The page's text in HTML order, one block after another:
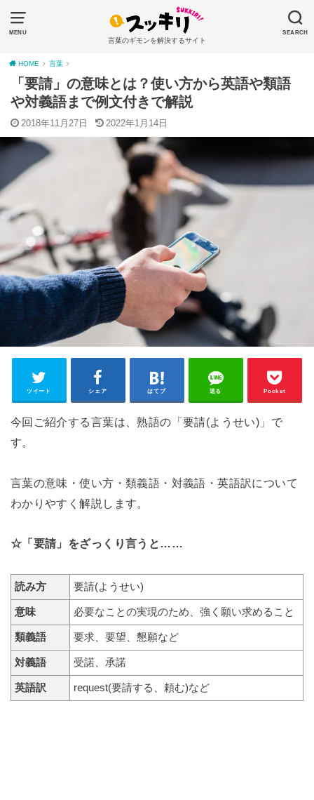
MENU SEARCH
言葉のギモンを解決するサイト
HOME 言葉
「要請」の意味とは？使い方から英語や類語
や対義語まで例文付きで解説
2018年11月27日 2022年1月14日
ツイート シェア はてブ 送る Pocket
今回ご紹介する言葉は、熟語の「要請(ようせい)」で
す。
言葉の意味・使い方・類義語・対義語・英語訳について
わかりやすく解説します。
☆「要請」をざっくり言うと……
読み方 要請(ようせい)
意味 必要なことの実現のため、強く願い求めること
類義語 要求、要望、懇願など
対義語 受諾、承諾
英語訳 request(要請する、頼む)など